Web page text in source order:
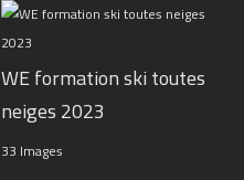
WE formation ski toutes
neiges 2023
33 Images